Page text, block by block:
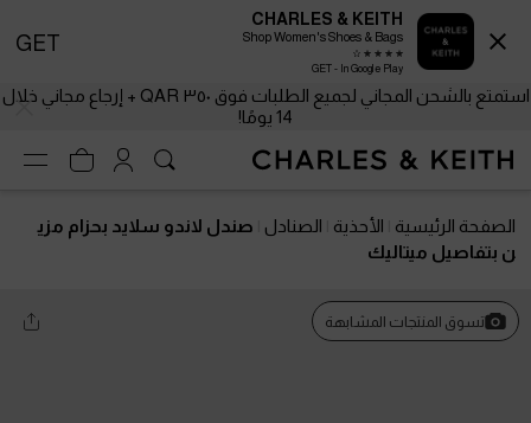
استمتع بالشحن المجاني لجميع الطلبات فوق ٣٥٠ QAR + إرجاع مجاني خلال
14 يومًا!
الصفحة الرئيسية الأحذية الصنادل
صندل لاندو سلايد بحزام مزي
ن بتفاصيل ميتاليك
تسوق المنتجات المشابهة
CHARLES & KEITH
Shop Women's Shoes & Bags
GET - In Google Play
GET